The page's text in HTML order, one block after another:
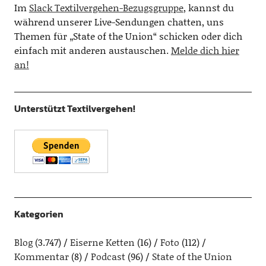
Im Slack Textilvergehen-Bezugsgruppe, kannst du
während unserer Live-Sendungen chatten, uns
Themen für „State of the Union“ schicken oder dich
einfach mit anderen austauschen.Melde dich hier
an!
Unterstützt Textilvergehen!
Kategorien
Blog(3.747) Eiserne Ketten (16) Foto (112)
Kommentar(8) Podcast(96)
State of the Union